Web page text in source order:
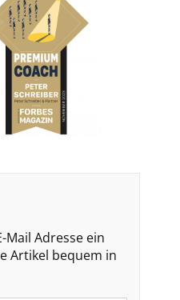
Mail Adresse ein
Artikel bequem in